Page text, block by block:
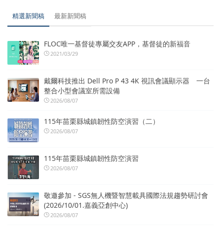
精選新聞稿 最新新聞稿
FLOC唯一基督徒專屬交友APP，基督徒的新福音
2021/03/29
戴爾科技推出 Dell Pro P 43 4K 視訊會議顯示器 一台
整合小型會議室所需設備
2026/08/07
115年苗栗縣城鎮韌性防空演習（二）
2026/08/07
115年苗栗縣城鎮韌性防空演習
2026/08/07
敬邀參加 - SGS無人機暨智慧載具國際法規趨勢研討會
(2026/10/01.嘉義亞創中心)
2026/08/07